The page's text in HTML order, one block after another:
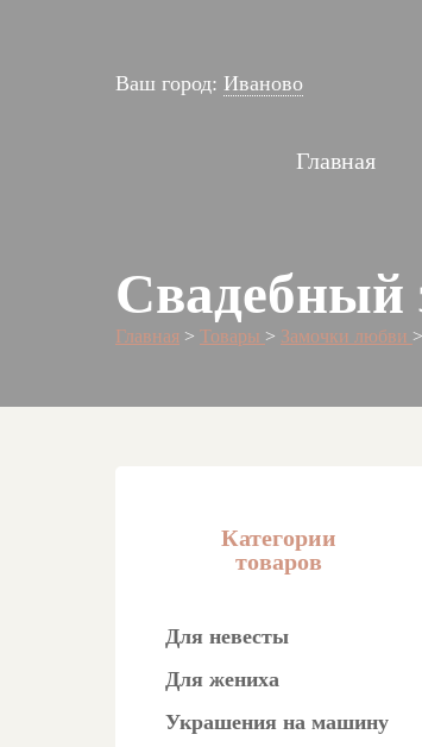
Ваш город: Иваново
Главная
Свадебный
Главная > Товары > Замочки любви >
Категории
товаров
Для невесты
Для жениха
Украшения на машину